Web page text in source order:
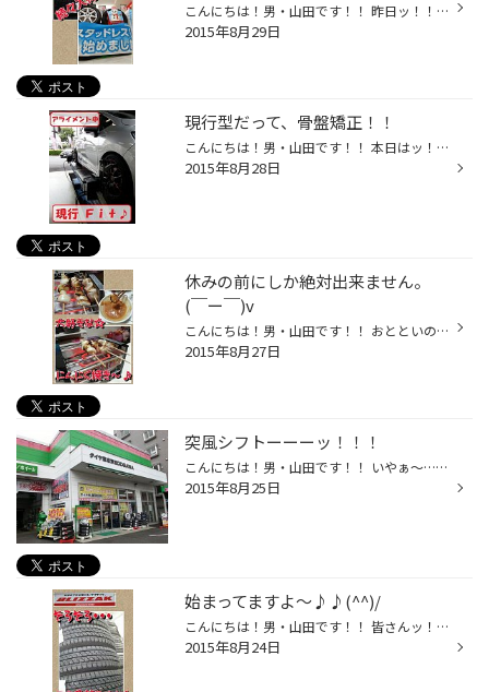
こんにちは！男・山田です！！ 昨日ッ！！ 《 スタッドレス早期予約コーナー 》 設置いたしました～☆☆(^o^)/ 『 おい、山田！ちょっと気が早くないか？？ 』 っと言われそうですが、 全然そんなことはござーせん！！(￣ー￣)v 毎年必ずッ！！ 『 急に降雪地帯に行く事になった！ 』 『 すみません。...
2015年8月29日
現行型だって、骨盤矯正！！
こんにちは！男・山田です！！ 本日はッ！！ 《 アライメント ( 骨盤矯正 ) 》 からスタートです☆(^^)/ お車は現行型のＦＩＴです♪♪ 今回は、ダウンサスを装着しましたので アライメント調整をさせていただいております！！ 《 車高を変えたら、アライメント！！ 》 コレ、基本ッス☆☆(￣ー￣)v この...
2015年8月28日
休みの前にしか絶対出来ません。
(￣ー￣)v
こんにちは！男・山田です！！ おとといの夜ッ！！ 休みの前の日の夜ということで… 夕飯に、大好きな 『 にんにく料理 』 が出てきました～☆(^^)/ 『 にんにく料理 』っというか…『 にんにく 』 です♪♪(￣ー￣)v 以前、冗談半分で買った《 ミニ焼き鳥台 》 が まさかの大活躍でしたー☆(^o^)/ 《 厚...
2015年8月27日
突風シフトーーーッ！！！
こんにちは！男・山田です！！ いやぁ～…どんよりです。f(^^;) しかもッ！！ 時々風も強く吹いたりなんかして…。。 しかーしッ！！！ タイヤ館東京ＥＤＯＧＡＷＡ 『 突風シフト 』 にて、元気に営業中です☆☆ こんな天気の時は！ 後回しにしがちな 《 愛車メンテナンス 》 を、しちゃいましょうよ♪(...
2015年8月25日
始まってますよ～♪♪(^^)/
こんにちは！男・山田です！！ 皆さんッ！！ 知っていましたか？？ 実は、始まっているんですよ！！ スタッドレスタイヤの販売☆☆(￣ー￣)v 当然今ならッ！ 欠品商品は無いですし、豊富な種類の中から 皆さまにピッタリのタイヤをお選びいただけるはずですよ♪(^^)v お取付けはもちろん、冬になってか...
2015年8月24日